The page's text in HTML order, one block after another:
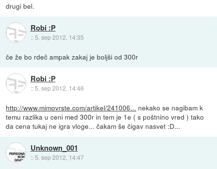
drugi bel.
Robi :P
:: 5. sep 2012, 14:35
če že bo rdeč ampak zakaj je boljši od 300r
Robi :P
::5. sep 2012, 14:46
http://www.mimovrste.com/artikel/241006... nekako se nagibam k
temu razlika u ceni med 300r in tem je 1e ( s poštnino vred ) tako
da cena tukaj ne igra vloge... čakam še čigav nasvet :D...
Unknown_001
:: 5. sep 2012, 14:47